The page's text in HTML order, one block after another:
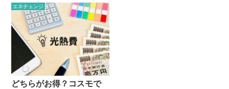
エネチェンジ
どちらがお得？コスモで